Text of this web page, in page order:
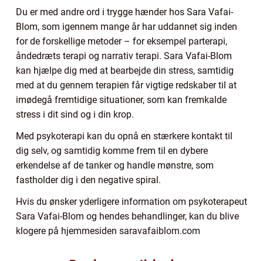
Du er med andre ord i trygge hænder hos Sara Vafai-
Blom, som igennem mange år har uddannet sig inden
for de forskellige metoder – for eksempel parterapi,
åndedræts terapi og narrativ terapi. Sara Vafai-Blom
kan hjælpe dig med at bearbejde din stress, samtidig
med at du gennem terapien får vigtige redskaber til at
imødegå fremtidige situationer, som kan fremkalde
stress i dit sind og i din krop.
Med psykoterapi kan du opnå en stærkere kontakt til
dig selv, og samtidig komme frem til en dybere
erkendelse af de tanker og handle mønstre, som
fastholder dig i den negative spiral.
Hvis du ønsker yderligere information om psykoterapeut
Sara Vafai-Blom og hendes behandlinger, kan du blive
klogere på hjemmesiden saravafaiblom.com